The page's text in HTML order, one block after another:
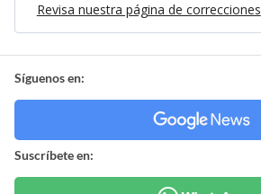
Revisa nuestra página de correcciones
Síguenos en:
Suscríbete en: